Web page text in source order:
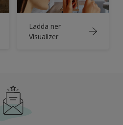
Ladda ner
Visualizer